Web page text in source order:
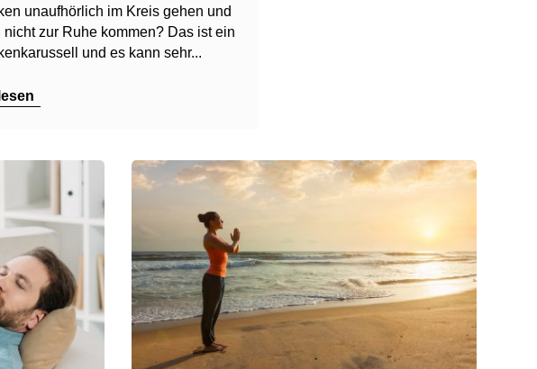
unaufhörlich im Kreis gehen und
nicht zur Ruhe kommen? Das ist ein
und es kann sehr...